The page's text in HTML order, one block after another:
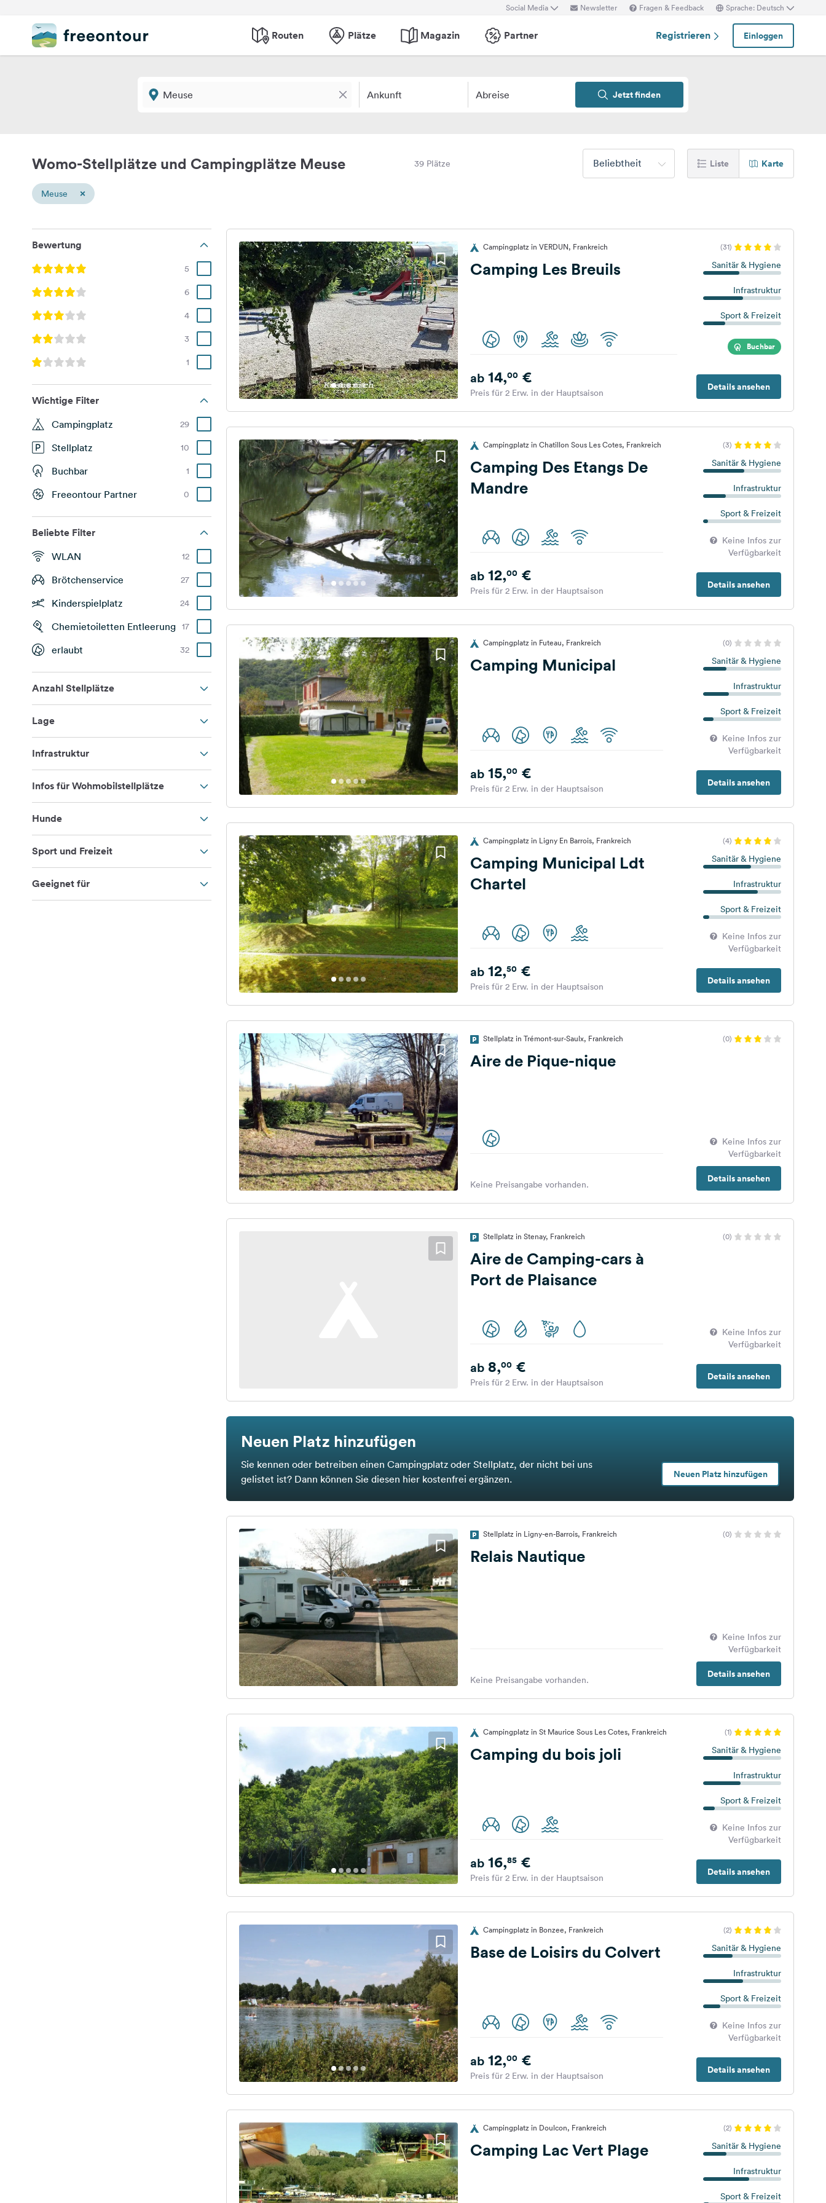
Social Media Newsletter Fragen & Feedback Sprache: Deutsch
Routen Plätze Magazin Partner Registrieren Einloggen
Ankunft Abreise Jetzt finden
Womo-Stellplätze und Campingplätze Meuse 39 Plätze Beliebtheit Liste Karte
Meuse ×
Bewertung
5
6
4
3
1
Wichtige Filter
Campingplatz 29
Stellplatz 10
Buchbar 1
Freeontour Partner 0
Beliebte Filter
WLAN 12
Brötchenservice 27
Kinderspielplatz 24
Chemietoiletten Entleerung 17
erlaubt 32
Anzahl Stellplätze
Lage
Infrastruktur
Infos für Wohmobilstellplätze
Hunde
Sport und Freizeit
Geeignet für
Campingplatz in VERDUN, Frankreich (31)
Camping Les Breuils Sanitär & Hygiene
Infrastruktur
Sport & Freizeit
Buchbar
Details ansehen
ab14,00€
Preis für 2 Erw. in der Hauptsaison
Campingplatz in Chatillon Sous Les Cotes, Frankreich (3)
Camping Des Etangs De
Mandre
Sanitär & Hygiene
Infrastruktur
Sport & Freizeit
Keine Infos zur
Verfügbarkeit
Details ansehen
ab12,00€
Preis für 2 Erw. in der Hauptsaison
Campingplatz in Futeau, Frankreich (0)
Camping Municipal Sanitär & Hygiene
Infrastruktur
Sport & Freizeit
Keine Infos zur
Verfügbarkeit
Details ansehen
ab15,00€
Preis für 2 Erw. in der Hauptsaison
Campingplatz in Ligny En Barrois, Frankreich (4)
Camping Municipal Ldt
Chartel
Sanitär & Hygiene
Infrastruktur
Sport & Freizeit
Keine Infos zur
Verfügbarkeit
Details ansehen
ab12,50€
Preis für 2 Erw. in der Hauptsaison
Stellplatz in Trémont-sur-Saulx, Frankreich (0)
Aire de Pique-nique
Keine Infos zur
Verfügbarkeit
Details ansehen
Keine Preisangabe vorhanden.
Stellplatz in Stenay, Frankreich (0)
Aire de Camping-cars à
Port de Plaisance
Keine Infos zur
Verfügbarkeit
Details ansehen
ab8,00€
Preis für 2 Erw. in der Hauptsaison
Neuen Platz hinzufügen
Sie kennen oder betreiben einen Campingplatz oder Stellplatz, der nicht bei uns
gelistet ist? Dann können Sie diesen hier kostenfrei ergänzen.
Neuen Platz hinzufügen
Stellplatz in Ligny-en-Barrois, Frankreich (0)
Relais Nautique
Keine Infos zur
Verfügbarkeit
Details ansehen
Keine Preisangabe vorhanden.
Campingplatz in St Maurice Sous Les Cotes, Frankreich (1)
Camping du bois joli Sanitär & Hygiene
Infrastruktur
Sport & Freizeit
Keine Infos zur
Verfügbarkeit
Details ansehen
ab16,85€
Preis für 2 Erw. in der Hauptsaison
Campingplatz in Bonzee, Frankreich (2)
Base de Loisirs du Colvert Sanitär & Hygiene
Infrastruktur
Sport & Freizeit
Keine Infos zur
Verfügbarkeit
Details ansehen
ab12,00€
Preis für 2 Erw. in der Hauptsaison
Campingplatz in Doulcon, Frankreich (2)
Camping Lac Vert Plage Sanitär & Hygiene
Infrastruktur
Sport & Freizeit